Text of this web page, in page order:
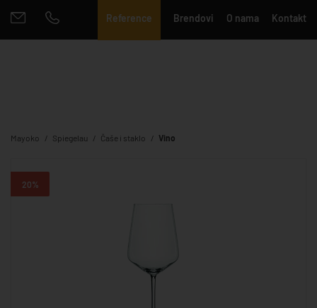
Reference Brendovi O nama Kontakt
Mayoko Spiegelau Čaše i staklo Vino
20%